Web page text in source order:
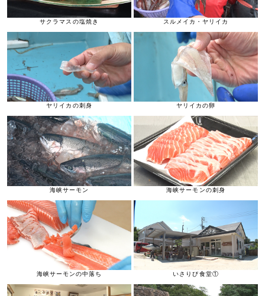
サクラマスの塩焼き スルメイカ・ヤリイカ
ヤリイカの刺身 ヤリイカの卵
海峡サーモン 海峡サーモンの刺身
海峡サーモンの中落ち いさりび食堂①